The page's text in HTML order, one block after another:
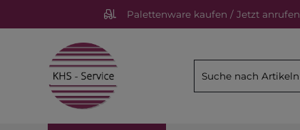
Palettenware kaufen / Jetzt anrufen